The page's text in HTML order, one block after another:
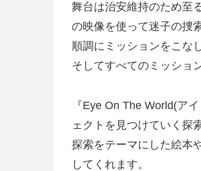
舞台は治安維持のため至
の映像を使って迷子の捜
順調にミッションをこな
そしてすべてのミッショ
『Eye On The World(ア
ェクトを見つけていく探
探索をテーマにした絵本
してくれます。